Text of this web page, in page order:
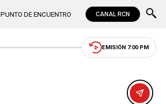
PUNTO DE ENCUENTRO CANAL RCN
EMISIÓN 7:00 PM